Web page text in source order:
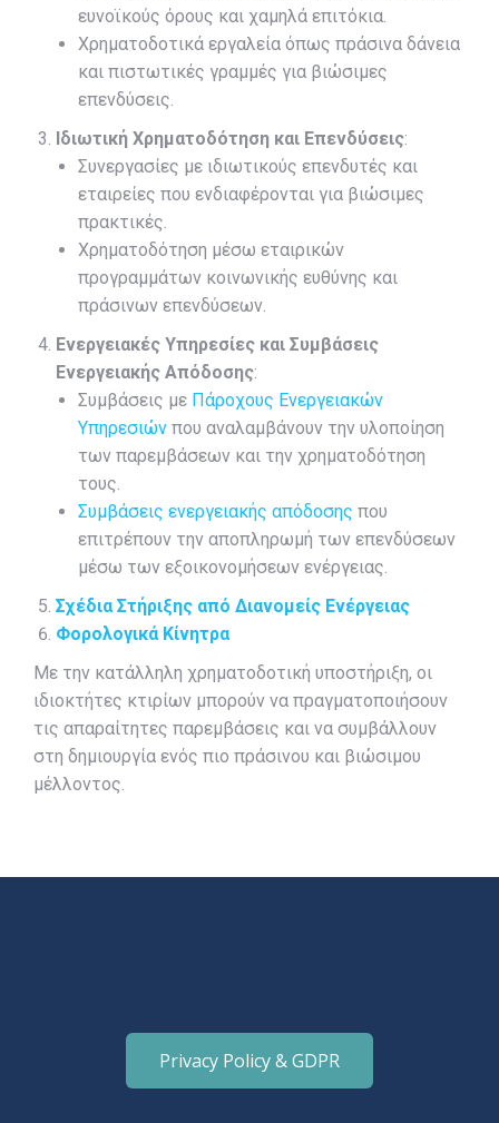
ευνοϊκούς όρους και χαμηλά επιτόκια.
Χρηματοδοτικά εργαλεία όπως πράσινα δάνεια
και πιστωτικές γραμμές για βιώσιμες
επενδύσεις.
Ιδιωτική Χρηματοδότηση και Επενδύσεις:
Συνεργασίες με ιδιωτικούς επενδυτές και
εταιρείες που ενδιαφέρονται για βιώσιμες
πρακτικές.
Χρηματοδότηση μέσω εταιρικών
προγραμμάτων κοινωνικής ευθύνης και
πράσινων επενδύσεων.
Ενεργειακές Υπηρεσίες και Συμβάσεις
Ενεργειακής Απόδοσης:
Συμβάσεις με Πάροχους Ενεργειακών
Υπηρεσιών που αναλαμβάνουν την υλοποίηση
των παρεμβάσεων και την χρηματοδότηση
τους.
Συμβάσεις ενεργειακής απόδοσης που
επιτρέπουν την αποπληρωμή των επενδύσεων
μέσω των εξοικονομήσεων ενέργειας.
Σχέδια Στήριξης από Διανομείς Ενέργειας
Φορολογικά Κίνητρα
Με την κατάλληλη χρηματοδοτική υποστήριξη, οι
ιδιοκτήτες κτιρίων μπορούν να πραγματοποιήσουν
τις απαραίτητες παρεμβάσεις και να συμβάλλουν
στη δημιουργία ενός πιο πράσινου και βιώσιμου
μέλλοντος.
Privacy Policy & GDPR